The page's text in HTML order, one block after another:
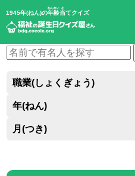
1945年(ねん)の年齢
ねんれい
当
あ
てクイズ
職業(しょくぎょう)
年(ねん)
月(つき)